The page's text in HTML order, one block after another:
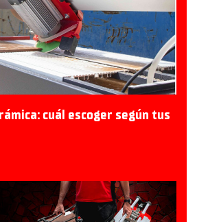
cuál escoger según tus